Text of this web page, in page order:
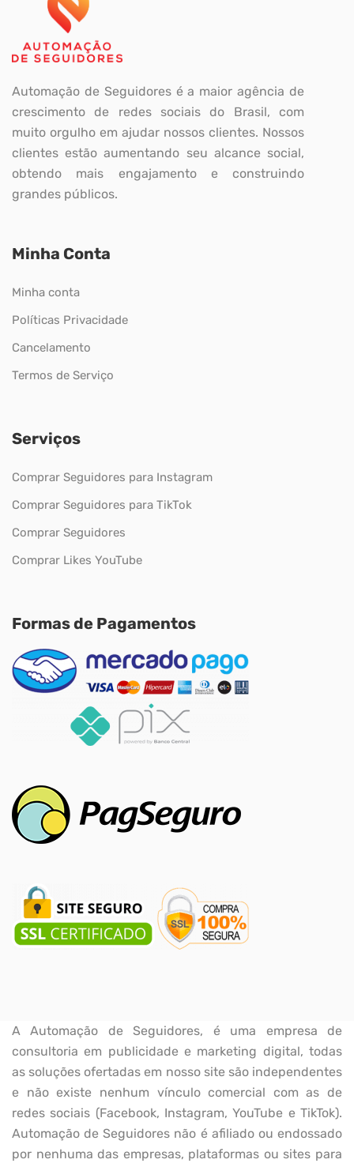
Automação de Seguidores é a maior agência de
crescimento de redes sociais do Brasil, com
muito orgulho em ajudar nossos clientes. Nossos
clientes estão aumentando seu alcance social,
obtendo mais engajamento e construindo
grandes públicos.
Minha Conta
Minha conta
Políticas Privacidade
Cancelamento
Termos de Serviço
Serviços
Comprar Seguidores para Instagram
Comprar Seguidores para TikTok
Comprar Seguidores
Comprar Likes YouTube
Formas de Pagamentos
A Automação de Seguidores, é uma empresa de
consultoria em publicidade e marketing digital, todas
as soluções ofertadas em nosso site são independentes
e não existe nenhum vínculo comercial com as de
redes sociais (Facebook, Instagram, YouTube e TikTok).
Automação de Seguidores não é afiliado ou endossado
por nenhuma das empresas, plataformas ou sites para